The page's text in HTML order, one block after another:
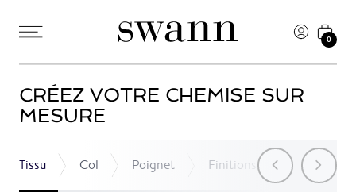
0
CRÉEZ VOTRE CHEMISE SUR
MESURE
Tissu Col Poignet Finitions Poche